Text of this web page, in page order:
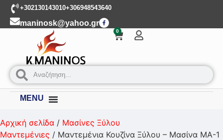
+302130143010+306948543640
maninosk@yahoo.gr
0
MENU
Αρχική σελίδα / Μασίνες Ξύλου
Μαντεμένιες / Μαντεμένια Κουζίνα Ξύλου – Μασίνα MA-1